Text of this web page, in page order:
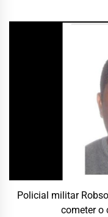
Policial militar
cometer o